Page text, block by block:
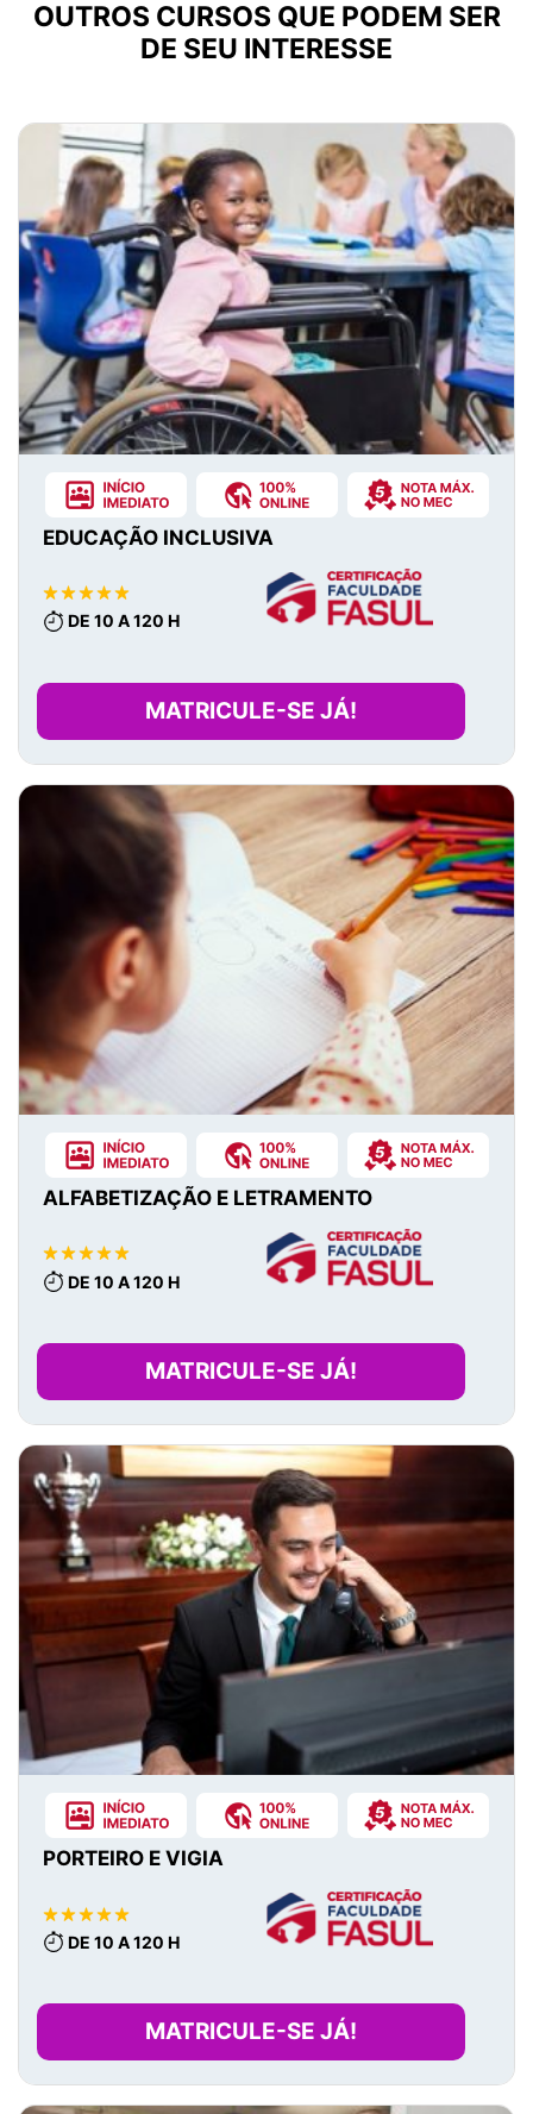
OUTROS CURSOS QUE PODEM SER
DE SEU INTERESSE
EDUCAÇÃO INCLUSIVA
DE 10 A 120 H
MATRICULE-SE JÁ!
ALFABETIZAÇÃO E LETRAMENTO
DE 10 A 120 H
MATRICULE-SE JÁ!
PORTEIRO E VIGIA
DE 10 A 120 H
MATRICULE-SE JÁ!